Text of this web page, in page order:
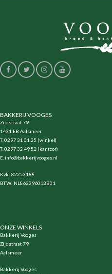
BAKKERIJ VOOGES
Zijdstraat 79
1431 EB Aalsmeer
T. 0297 31 01 25 (winkel)
T. 0297 32 49 52 (kantoor)
E. info@bakkerijvooges.nl
Kvk: 82253188
BTW: NL862396013B01
ONZE WINKELS
Bakkerij Vooges
Zijdstraat 79
Aalsmeer
Bakkerij Vooges